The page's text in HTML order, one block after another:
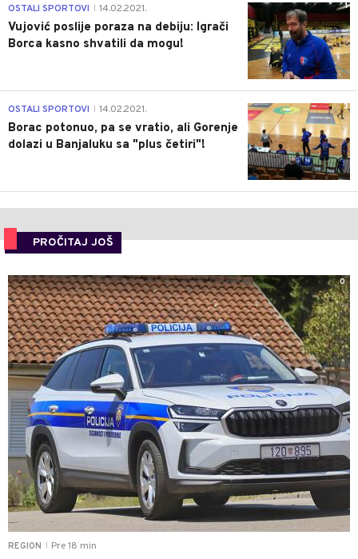
1
OSTALI SPORTOVI 14.02.2021.
Vujović poslije poraza na debiju: Igrači
Borca kasno shvatili da mogu!
3
OSTALI SPORTOVI 14.02.2021.
Borac potonuo, pa se vratio, ali Gorenje
dolazi u Banjaluku sa "plus četiri"!
PROČITAJ JOŠ
REGION Pre 18 min
0